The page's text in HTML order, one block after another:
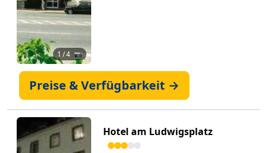
1 / 4 📷
Preise & Verfügbarkeit →
Hotel am Ludwigsplatz